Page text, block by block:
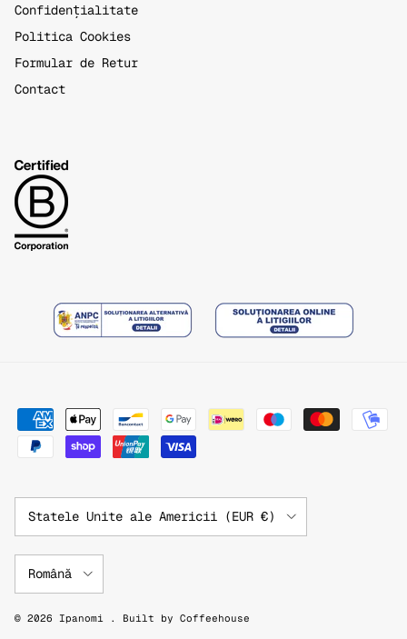
Confidențialitate
Politica Cookies
Formular de Retur
Contact
Țară/Regiune
Statele Unite ale Americii (EUR €)
Limbă
Română
© 2026 Ipanomi . Built by Coffeehouse